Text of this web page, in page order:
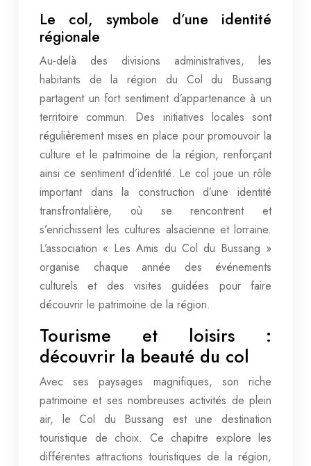
Le col, symbole d’une identité
régionale
Au-delà des divisions administratives, les
habitants de la région du Col du Bussang
partagent un fort sentiment d’appartenance à un
territoire commun. Des initiatives locales sont
régulièrement mises en place pour promouvoir la
culture et le patrimoine de la région, renforçant
ainsi ce sentiment d’identité. Le col joue un rôle
important dans la construction d’une identité
transfrontalière, où se rencontrent et
s’enrichissent les cultures alsacienne et lorraine.
L’association « Les Amis du Col du Bussang »
organise chaque année des événements
culturels et des visites guidées pour faire
découvrir le patrimoine de la région.
Tourisme et loisirs :
découvrir la beauté du col
Avec ses paysages magnifiques, son riche
patrimoine et ses nombreuses activités de plein
air, le Col du Bussang est une destination
touristique de choix. Ce chapitre explore les
différentes attractions touristiques de la région,